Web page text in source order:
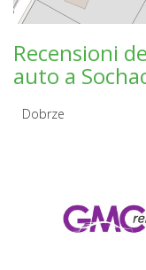
Recensioni
auto a
Dobrze